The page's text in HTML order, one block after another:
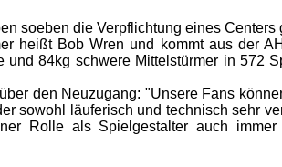
soeben die Verpflichtung eines Centers
heißt Bob Wren und kommt aus der
und 84kg schwere Mittelstürmer in 572
den Neuzugang: "Unsere Fans
sowohl läuferisch und technisch sehr
Rolle als Spielgestalter auch immer